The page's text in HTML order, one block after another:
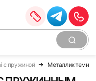
с пружиной Металлик